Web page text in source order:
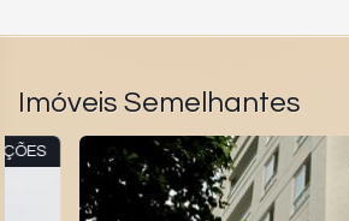
Imóveis Semelhantes